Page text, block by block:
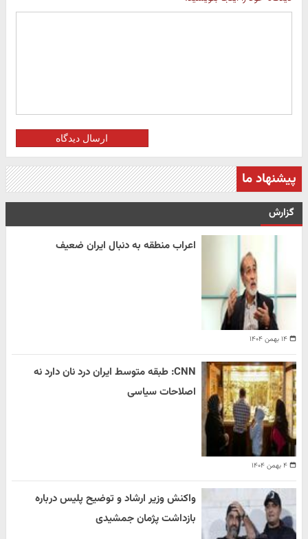
ارسال دیدگاه
پیشنهاد ما
گزارش
۱۴ بهمن ۱۴۰۴
اعراب منطقه به دنبال ایران ضعیف
۴ بهمن ۱۴۰۴
CNN: طبقه متوسط ایران درد نان دارد نه
اصلاحات سیاسی
واکنش وزیر ارشاد و توضیح پلیس درباره
بازداشت پژمان جمشیدی